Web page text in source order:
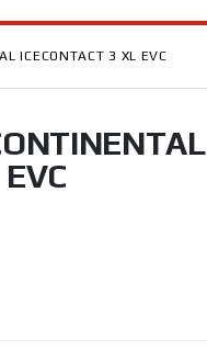
ICECONTACT 3 XL EVC